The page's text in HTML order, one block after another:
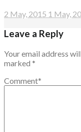
2 May, 2015 1 May,
Leave a Reply
Your email address
marked *
Comment*